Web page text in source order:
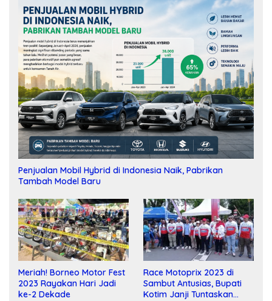
Penjualan Mobil Hybrid di Indonesia Naik, Pabrikan
Tambah Model Baru
Meriah! Borneo Motor Fest
2023 Rayakan Hari Jadi
ke-2 Dekade
Race Motoprix 2023 di
Sambut Antusias, Bupati
Kotim Janji Tuntaskan